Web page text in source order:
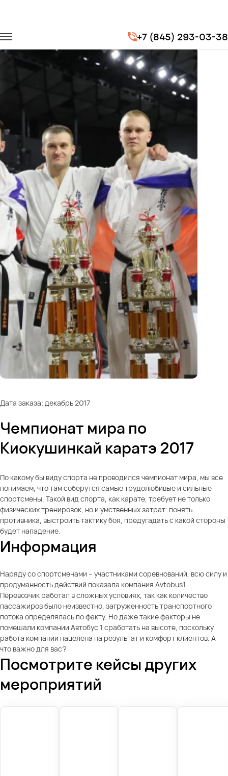
+7 (845) 293-03-38
Транспорт для спорта
Чемпионат мира по Киокушинкай каратэ 2017
Дата заказа: декабрь 2017
Чемпионат мира по
Киокушинкай каратэ 2017
По какому бы виду спорта не проводился чемпионат мира, мы все
понимаем, что там соберутся самые трудолюбивые и сильные
спортсмены. Такой вид спорта, как карате, требует не только
физических тренировок, но и умственных затрат: понять
противника, выстроить тактику боя, предугадать с какой стороны
будет нападение.
Информация
Наряду со спортсменами – участниками соревнований, всю силу и
продуманность действий показала компания Avtobus1.
Перевозчик работал в сложных условиях, так как количество
пассажиров было неизвестно, загруженность транспортного
потока определялась по факту. Но даже такие факторы не
помешали компании Автобус 1 сработать на высоте, поскольку
работа компании нацелена на результат и комфорт клиентов. А
что важно для вас?
Посмотрите кейсы других
мероприятий